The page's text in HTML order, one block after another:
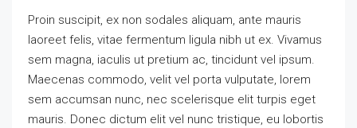
Proin suscipit, ex non sodales aliquam, ante mauris
laoreet felis, vitae fermentum ligula nibh ut ex. Vivamus
sem magna, iaculis ut pretium ac, tincidunt vel ipsum.
Maecenas commodo, velit vel porta vulputate, lorem
sem accumsan nunc, nec scelerisque elit turpis eget
mauris. Donec dictum elit vel nunc tristique, eu lobortis